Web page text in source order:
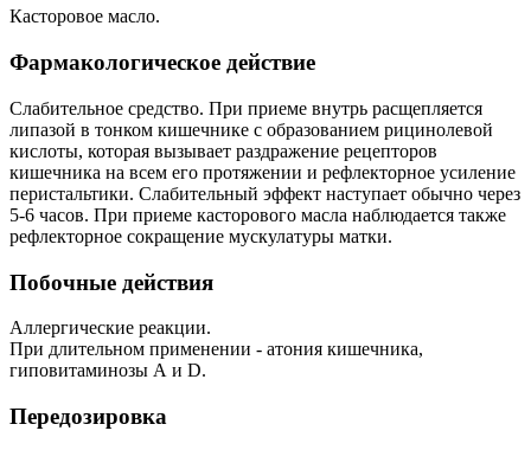
Касторовое масло.
Фармакологическое действие
Слабительное средство. При приеме внутрь расщепляется
липазой в тонком кишечнике с образованием рицинолевой
кислоты, которая вызывает раздражение рецепторов
кишечника на всем его протяжении и рефлекторное усиление
перистальтики. Слабительный эффект наступает обычно через
5-6 часов. При приеме касторового масла наблюдается также
рефлекторное сокращение мускулатуры матки.
Побочные действия
Аллергические реакции.
При длительном применении - атония кишечника,
гиповитаминозы А и D.
Передозировка